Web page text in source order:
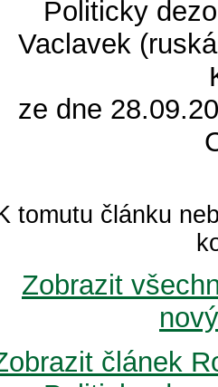
Politicky
Vaclavek
ze dne
tomutu článku
Zobrazit
článek